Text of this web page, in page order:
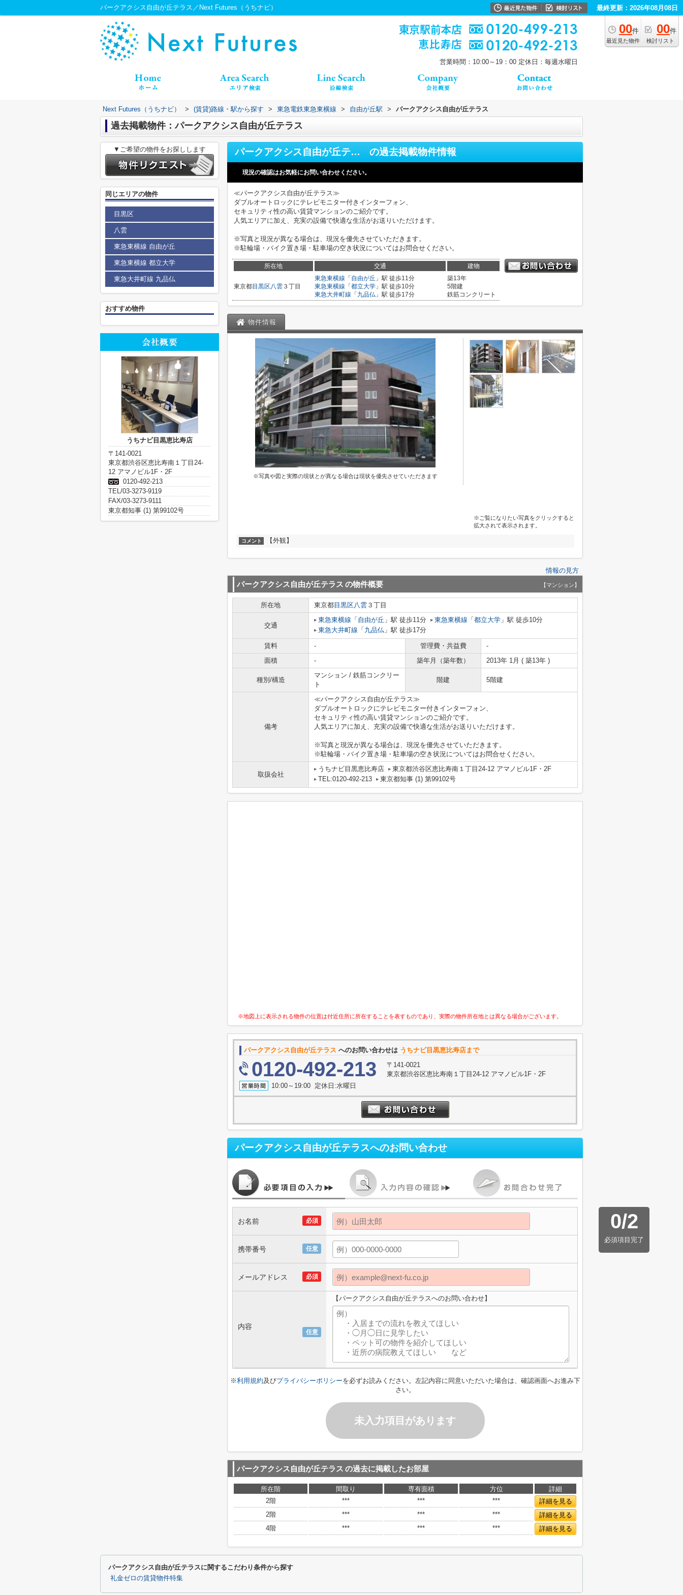
パークアクシス自由が丘テラス／Next Futures（うちナビ） 最終更新：2026年08月08日
00件
最近見た物件
00件
検討リスト
営業時間：10:00～19：00 定休日：毎週水曜日
Next Futures（うちナビ） > (賃貸)路線・駅から探す > 東急電鉄東急東横線 > 自由が丘駅 > パークアクシス自由が丘テラス
過去掲載物件：パークアクシス自由が丘テラス
パークアクシス自由が丘テラス の過去掲載物件情報
現況の確認はお気軽にお問い合わせください。
≪パークアクシス自由が丘テラス≫
ダブルオートロックにテレビモニター付きインターフォン、
セキュリティ性の高い賃貸マンションのご紹介です。
人気エリアに加え、充実の設備で快適な生活がお送りいただけます。
※写真と現況が異なる場合は、現況を優先させていただきます。
※駐輪場・バイク置き場・駐車場の空き状況についてはお問合せください。
所在地 交通 建物
東京都目黒区八雲 ３丁目
東急東横線 「 自由が丘 」駅 徒歩11分
東急東横線 「 都立大学 」駅 徒歩10分
東急大井町線 「 九品仏 」駅 徒歩17分
築13年
5階建
鉄筋コンクリート
物件情報
※写真や図と実際の現状とが異なる場合は現状を優先させていただきます
※ご覧になりたい写真をクリックすると
拡大されて表示されます。
コメント 【外観】
情報の見方
パークアクシス自由が丘テラス の物件概要 【マンション】
所在地 東京都目黒区八雲 ３丁目
交通
東急東横線 「 自由が丘 」駅 徒歩11分 東急東横線 「 都立大学 」駅 徒歩10分
東急大井町線 「 九品仏 」駅 徒歩17分
賃料 - 管理費・共益費
-
面積
- 築年月（築年数） 2013年 1月 ( 築13年 )
種別/構造
マンション / 鉄筋コンクリー
ト
階建 5階建
備考
≪パークアクシス自由が丘テラス≫
ダブルオートロックにテレビモニター付きインターフォン、
セキュリティ性の高い賃貸マンションのご紹介です。
人気エリアに加え、充実の設備で快適な生活がお送りいただけます。
※写真と現況が異なる場合は、現況を優先させていただきます。
※駐輪場・バイク置き場・駐車場の空き状況についてはお問合せください。
取扱会社
うちナビ目黒恵比寿店
東京都渋谷区恵比寿南１丁目24-12 アマノビル1F・2F
TEL:0120-492-213
東京都知事 (1) 第99102号
※地図上に表示される物件の位置は付近住所に所在することを表すものであり、実際の物件所在地とは異なる場合がございます。
パークアクシス自由が丘テラス へのお問い合わせは うちナビ目黒恵比寿店まで
0120-492-213
〒141-0021
東京都渋谷区恵比寿南１丁目24-12 アマノビル1F・2F
10:00～19:00 定休日:水曜日
パークアクシス自由が丘テラスへのお問い合わせ
0/2
必須項目完了
必須
お名前
任意
携帯番号
必須
メールアドレス
任意
内容
【パークアクシス自由が丘テラスへのお問い合わせ】
※利用規約及びプライバシーポリシーを必ずお読みください。左記内容に同意いただいた場合は、確認画面へお進み下
さい。
未入力項目があります
パークアクシス自由が丘テラス の過去に掲載したお部屋
所在階 間取り 専有面積 方位
詳細
2階
*** *** ***
詳細を見る
2階
*** *** ***
詳細を見る
4階
*** *** *** 詳細を見る
▼ご希望の物件をお探しします
同じエリアの物件
目黒区
八雲
東急東横線 自由が丘
東急東横線 都立大学
東急大井町線 九品仏
おすすめ物件
うちナビ目黒恵比寿店
〒141-0021
東京都渋谷区恵比寿南１丁目24-
12 アマノビル1F・2F
0120-492-213
TEL/03-3273-9119
FAX/03-3273-9111
東京都知事 (1) 第99102号
パークアクシス自由が丘テラスに関するこだわり条件から探す
礼金ゼロの賃貸物件特集